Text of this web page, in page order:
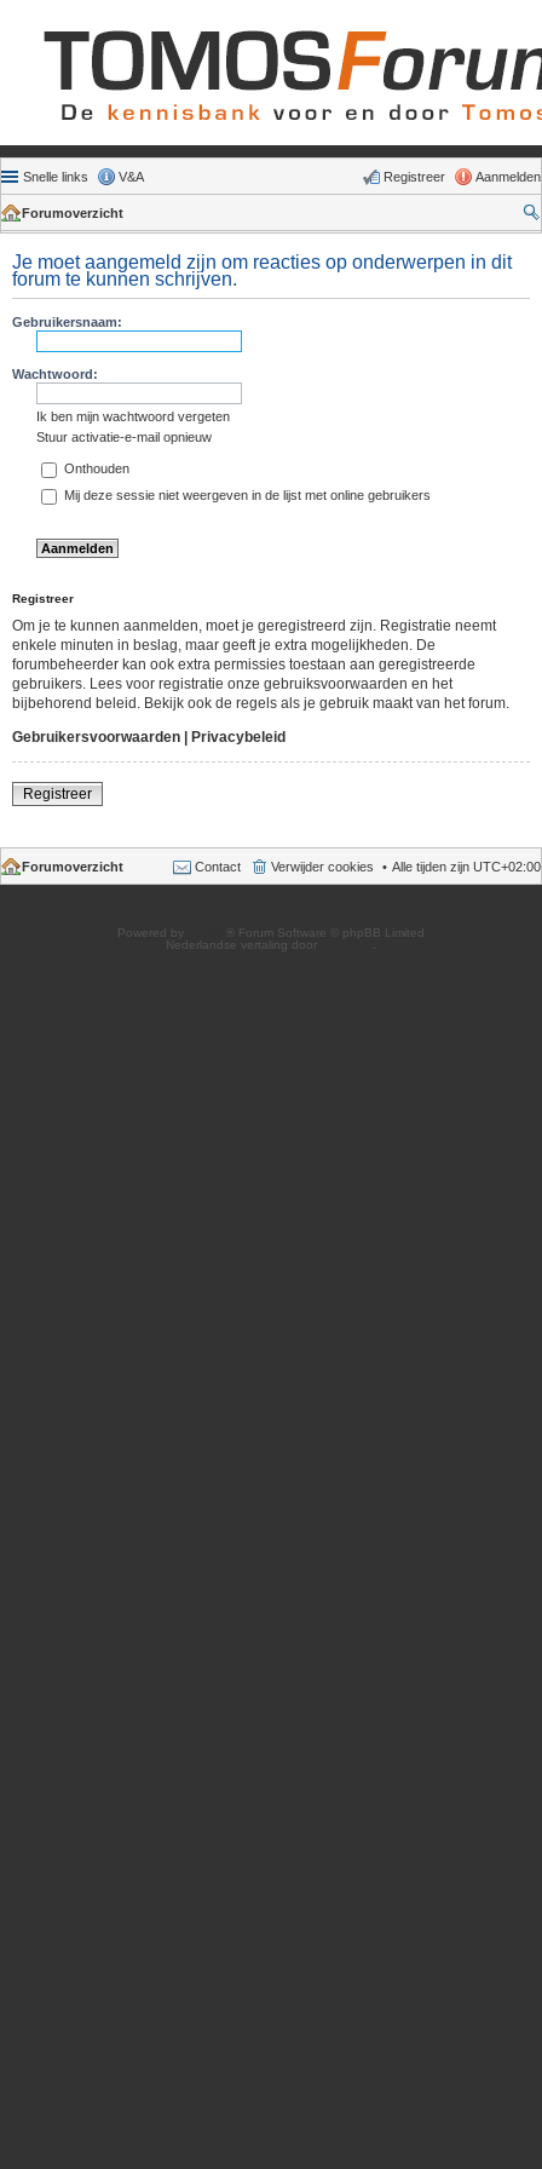
Snelle links V&A Aanmelden
Registreer
Forumoverzicht
Je moet aangemeld zijn om reacties op onderwerpen in dit
forum te kunnen schrijven.
Gebruikersnaam:
Wachtwoord:
Ik ben mijn wachtwoord vergeten
Stuur activatie-e-mail opnieuw
Onthouden
Mij deze sessie niet weergeven in de lijst met online gebruikers
Registreer
Om je te kunnen aanmelden, moet je geregistreerd zijn. Registratie neemt
enkele minuten in beslag, maar geeft je extra mogelijkheden. De
forumbeheerder kan ook extra permissies toestaan aan geregistreerde
gebruikers. Lees voor registratie onze gebruiksvoorwaarden en het
bijbehorend beleid. Bekijk ook de regels als je gebruik maakt van het forum.
Gebruikersvoorwaarden
Privacybeleid
Registreer
Forumoverzicht Alle tijden zijn UTC+02:00
Verwijder cookies
Contact
Powered by
® Forum Software © phpBB Limited
Nederlandse vertaling door